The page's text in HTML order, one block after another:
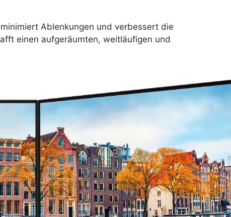
Ablenkungen und verbessert die
einen aufgeräumten, weitläufigen und